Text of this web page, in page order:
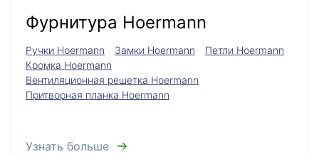
Фурнитура Hoermann
Ручки Hoermann Замки Hoermann
Петли Hoermann
Кромка Hoermann
Вентиляционная решетка Hoermann
Притворная планка Hoermann
Узнать больше